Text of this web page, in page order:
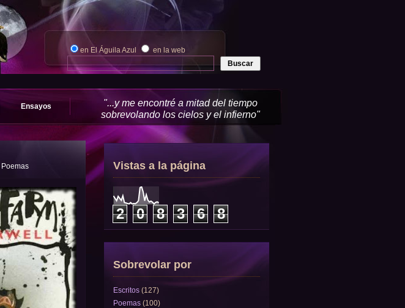
en El Águila Azul en la web
Ensayos
"...y me encontré a mitad del tiempo
sobrevolando los cielos y el infierno"
Poemas Vistas a la página
2 0 8 3 6 8
Sobrevolar por
Escritos (127)
Poemas (100)